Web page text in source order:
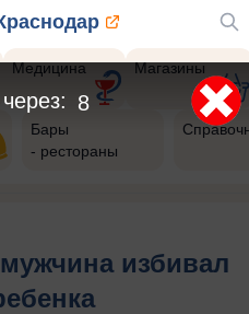
Медицина Магазины
Бары
- рестораны
избивал
5